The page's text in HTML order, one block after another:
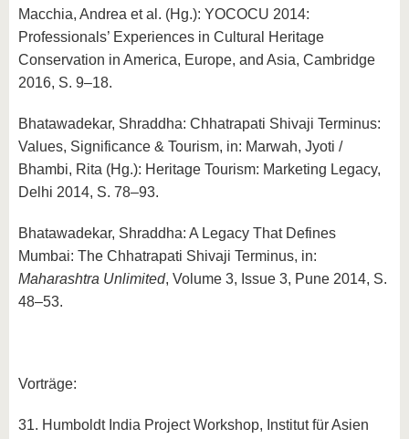
Macchia, Andrea et al. (Hg.): YOCOCU 2014:
Professionals’ Experiences in Cultural Heritage
Conservation in America, Europe, and Asia, Cambridge
2016, S. 9–18.
Bhatawadekar, Shraddha: Chhatrapati Shivaji Terminus:
Values, Significance & Tourism, in: Marwah, Jyoti /
Bhambi, Rita (Hg.): Heritage Tourism: Marketing Legacy,
Delhi 2014, S. 78–93.
Bhatawadekar, Shraddha: A Legacy That Defines
Mumbai: The Chhatrapati Shivaji Terminus, in:
Maharashtra Unlimited, Volume 3, Issue 3, Pune 2014, S.
48–53.
Vorträge:
31. Humboldt India Project Workshop, Institut für Asien